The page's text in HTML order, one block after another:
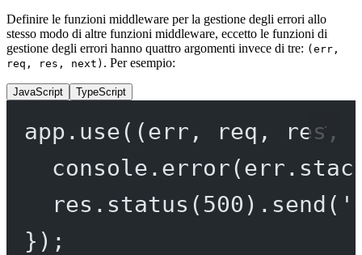
Definire le funzioni middleware per la gestione degli errori allo
stesso modo di altre funzioni middleware, eccetto le funzioni di
gestione degli errori hanno quattro argomenti invece di tre: (err,
req, res, next) . Per esempio:
JavaScript TypeScript
app. use((err , req , res,
console. error
res. status ( 500 ). send (
});